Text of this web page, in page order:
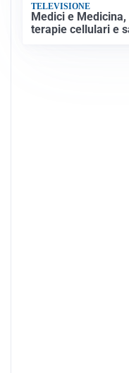
TELEVISIONE
Medici e
terapie cellulari e